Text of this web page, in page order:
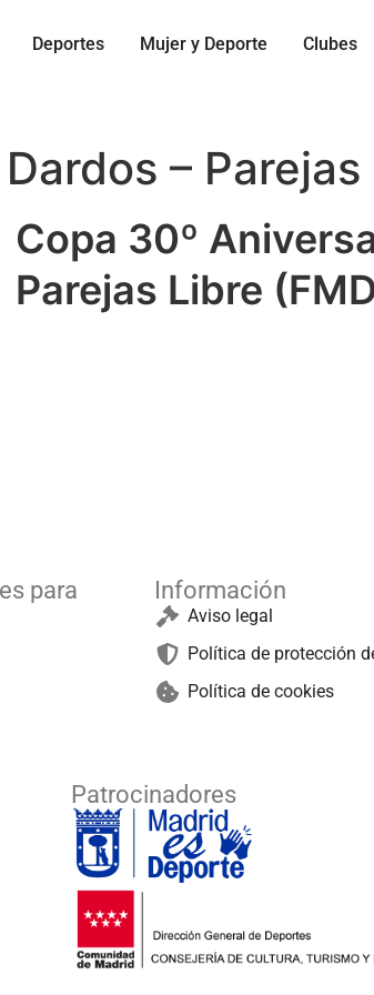
Deportes Mujer y Deporte Clubes
– Parejas
Copa 30º
Parejas Libre
para
Información
Aviso legal
Política de protección
Política de cookies
Patrocinadores